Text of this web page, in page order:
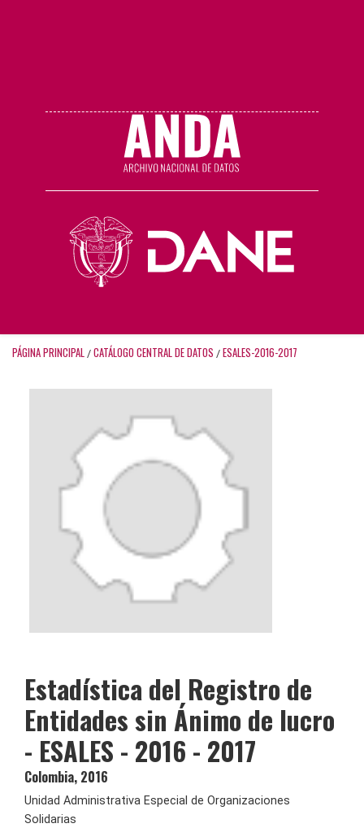
PÁGINA PRINCIPAL / CATÁLOGO CENTRAL DE DATOS / ESALES-2016-2017
Estadística del Registro de
Entidades sin Ánimo de lucro
- ESALES - 2016 - 2017
Colombia, 2016
Unidad Administrativa Especial de Organizaciones
Solidarias